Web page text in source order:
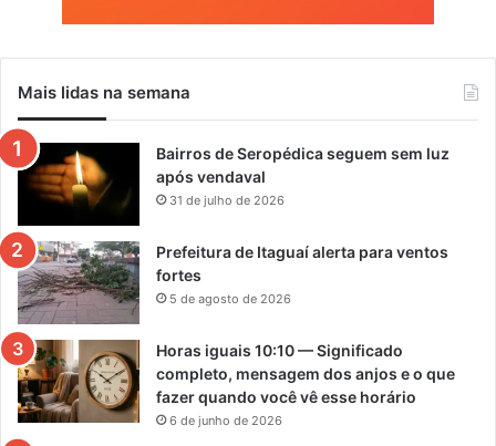
Mais lidas na semana
Bairros de Seropédica seguem sem luz
após vendaval
31 de julho de 2026
Prefeitura de Itaguaí alerta para ventos
fortes
5 de agosto de 2026
Horas iguais 10:10 — Significado
completo, mensagem dos anjos e o que
fazer quando você vê esse horário
6 de junho de 2026